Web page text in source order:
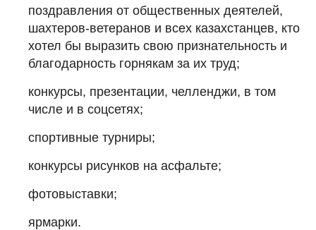
поздравления от общественных деятелей,
шахтеров-ветеранов и всех казахстанцев, кто
хотел бы выразить свою признательность и
благодарность горнякам за их труд;
конкурсы, презентации, челленджи, в том
числе и в соцсетях;
спортивные турниры;
конкурсы рисунков на асфальте;
фотовыставки;
ярмарки.